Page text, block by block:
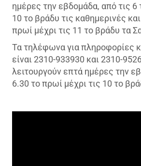
ημέρες την εβδομάδα, από τις
10 το βράδυ τις καθημερινές
πρωί μέχρι τις 11 το βράδυ τα
Τα τηλέφωνα για πληροφορίες
είναι 2310-933930 και 2310-
λειτουργούν επτά ημέρες την
6.30 το πρωί μέχρι τις 10 το